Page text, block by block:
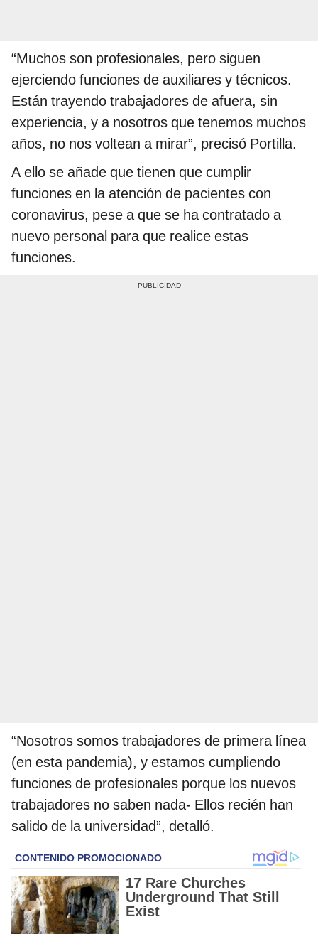
“Muchos son profesionales, pero siguen
ejerciendo funciones de auxiliares y técnicos.
Están trayendo trabajadores de afuera, sin
experiencia, y a nosotros que tenemos muchos
años, no nos voltean a mirar”, precisó Portilla.
A ello se añade que tienen que cumplir
funciones en la atención de pacientes con
coronavirus, pese a que se ha contratado a
nuevo personal para que realice estas
funciones.
“Nosotros somos trabajadores de primera línea
(en esta pandemia), y estamos cumpliendo
funciones de profesionales porque los nuevos
trabajadores no saben nada- Ellos recién han
salido de la universidad”, detalló.